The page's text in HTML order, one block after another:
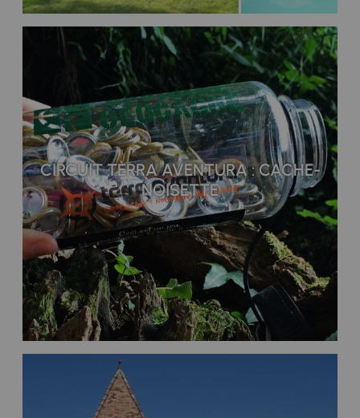
CIRCUIT TÈRRA AVENTURA : CACHE-
NOISETTE